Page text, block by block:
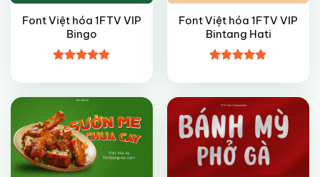
Font Việt hóa 1FTV VIP
Bingo
hạng4.85
Font Việt hóa 1FTV VIP
Bintang Hati
hạng4.95